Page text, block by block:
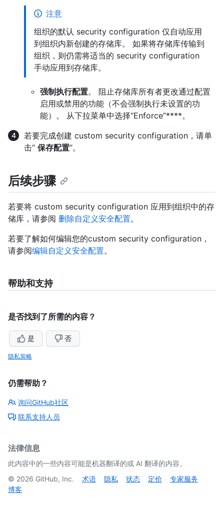
注意
组织的默认 security configuration 仅自动应用
到组织内新创建的存储库。 如果将存储库传输到
组织，则仍需将适当的 security configuration
手动应用到存储库。
强制执行配置。 阻止存储库所有者更改通过配置
启用或禁用的功能（不会强制执行未设置的功
能）。 从下拉菜单中选择“Enforce”****。
若要完成创建 custom security configuration，请单
击“ 保存配置”。
后续步骤
若要将 custom security configuration 应用到组织中的存
储库，请参阅 删除自定义安全配置。
若要了解如何编辑您的custom security configuration，
请参阅编辑自定义安全配置。
帮助和支持
是否找到了所需的内容？
是 否
隐私策略
仍需帮助？
询问GitHub社区
联系支持人员
法律信息
此内容中的一些内容可能是机器翻译的或 AI 翻译的内容。
© 2026 GitHub, Inc. 术语 隐私 状态 定价
专家服务
博客